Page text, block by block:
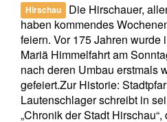
Hirschau
Die Hirschauer,
haben kommendes
feiern. Vor 175 Jahren wurde
Mariä Himmelfahrt am
nach deren Umbau erstmals
gefeiert.Zur Historie:
Lautenschlager schreibt in
„Chronik der Stadt